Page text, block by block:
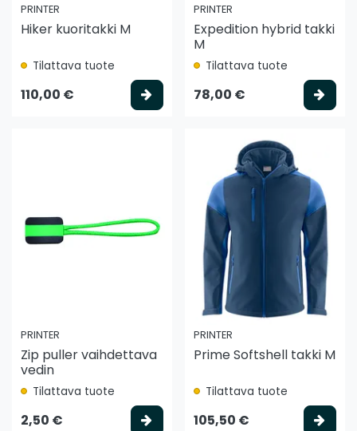
PRINTER
Hiker kuoritakki M
Tilattava tuote
110,00 € Valitse vaihtoehto
PRINTER
Expedition hybrid takki
M
Tilattava tuote
78,00 €
PRINTER
Zip puller vaihdettava
vedin
Tilattava tuote
2,50 € Valitse vaihtoehto
PRINTER
Prime Softshell takki M
Tilattava tuote
105,50 €